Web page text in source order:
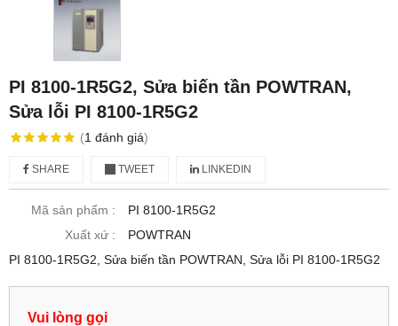
PI 8100-1R5G2, Sửa biến tần POWTRAN,
Sửa lỗi PI 8100-1R5G2
(1 đánh giá)
SHARE TWEET LINKEDIN
Mã sản phẩm :
PI 8100-1R5G2
Xuất xứ :
POWTRAN
PI 8100-1R5G2, Sửa biến tần POWTRAN, Sửa lỗi PI 8100-1R5G2
Vui lòng gọi